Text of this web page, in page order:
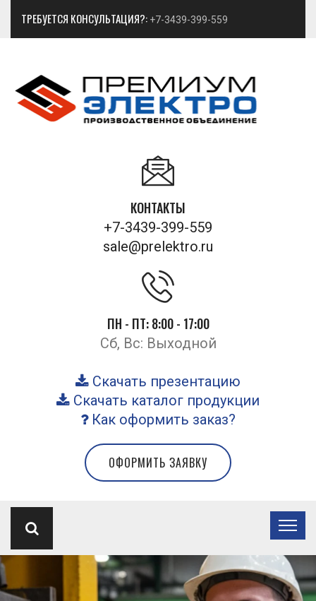
ТРЕБУЕТСЯ КОНСУЛЬТАЦИЯ?: +7-3439-399-559
КОНТАКТЫ
+7-3439-399-559
sale@prelektro.ru
ПН - ПТ: 8:00 - 17:00
Сб, Вс: Выходной
Скачать презентацию
Скачать каталог продукции
Как оформить заказ?
ОФОРМИТЬ ЗАЯВКУ